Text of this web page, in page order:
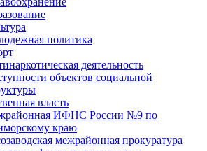
политика
деятельность
объектов социальной
власть
ИФНС России №9 по
краю
межрайонная прокуратура